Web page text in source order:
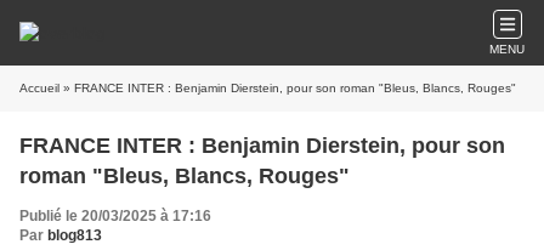
MENU
Accueil » FRANCE INTER : Benjamin Dierstein, pour son roman "Bleus, Blancs, Rouges"
FRANCE INTER : Benjamin Dierstein, pour son
roman "Bleus, Blancs, Rouges"
Publié le 20/03/2025 à 17:16
Par blog813